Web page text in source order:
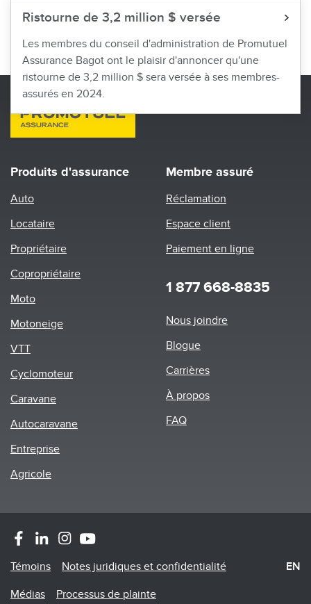
Ristourne de 3,2 million $ versée
Les membres du conseil d'administration de Promutuel
Assurance Bagot ont le plaisir d'annoncer qu'une
ristourne de 3,2 million $ sera versée à ses membres-
assurés en 2024.
Produits d'assurance
Auto
Locataire
Propriétaire
Copropriétaire
Moto
Motoneige
VTT
Cyclomoteur
Caravane
Autocaravane
Entreprise
Agricole
Membre assuré
Réclamation
Espace client
Paiement en ligne
1 877 668-8835
Footer
Nous joindre
Blogue
Carrières
À propos
FAQ
Footer
Menu
Témoins
Notes juridiques et confidentialité
Médias
Processus de plainte
EN